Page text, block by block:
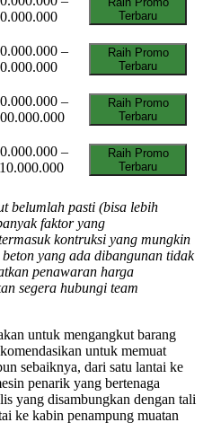
Terbaru
–
Raih Promo
Terbaru
–
Raih Promo
Terbaru
–
Raih Promo
Terbaru
belumlah pasti (bisa lebih
faktor yang
kontruksi yang mungkin
yang ada dibangunan tidak
penawaran harga
segera hubungi team
untuk mengangkut barang
untuk memuat
sebaiknya, dari satu lantai ke
penarik yang bertenaga
yang disambungkan dengan tali
ke kabin penampung muatan